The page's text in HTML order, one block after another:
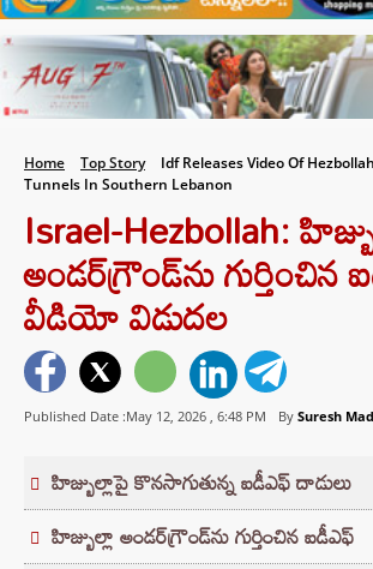
Home Top Story
Idf Releases Video Of
Tunnels In Southern Lebanon
Israel-Hezbollah:
అండర్‌గ్రౌండ్‌ను గుర్తించిన
వీడియో విడుదల
Published Date :May 12, 2026 , 6:48 PM By Suresh
హిజ్బుల్లాపై కొనసాగుతున్న ఐడీఎఫ్ దాడులు
హిజ్బుల్లా అండర్‌గ్రౌండ్‌ను గుర్తించిన ఐడీఎఫ్